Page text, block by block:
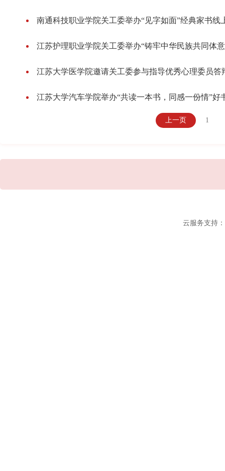
南通科技职业学院关工委举办“见字如面”经典家书线
江苏护理职业学院关工委举办“铸牢中华民族共同体
江苏大学医学院邀请关工委参与指导优秀心理委员答
江苏大学汽车学院举办“共读一本书，同感一份情”好
上一页 1
云服务支持